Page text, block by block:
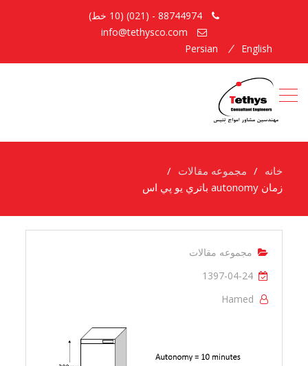
English
Persian
خانه
مجموعه مقالات
زمان autonomy باتري يو پي اس
مجموعه مقالات
1397-04-24
Hamed